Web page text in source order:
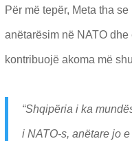
Për më tepër, Meta tha
anëtarësim në NATO
kontribuojë akoma më
“Shqipëria i ka
i NATO-s, anëtare jo